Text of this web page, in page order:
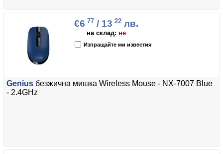
€6 77 / 13 22лв.
на склад: не
Изпращайте ми известия
Genius безжична мишка Wireless Mouse - NX-7007 Blue
- 2.4GHz